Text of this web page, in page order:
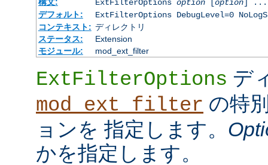
ExtFilterOptions option[ option] ...
デフォルト:
ExtFilterOptions DebugLevel=0
コンテキスト: ディレクトリ
ステータス:
Extension
モジュール:
mod_ext_filter
ExtFilterOptions デ
mod_ext_filter の特
ョンを 指定します。
かを指定します。